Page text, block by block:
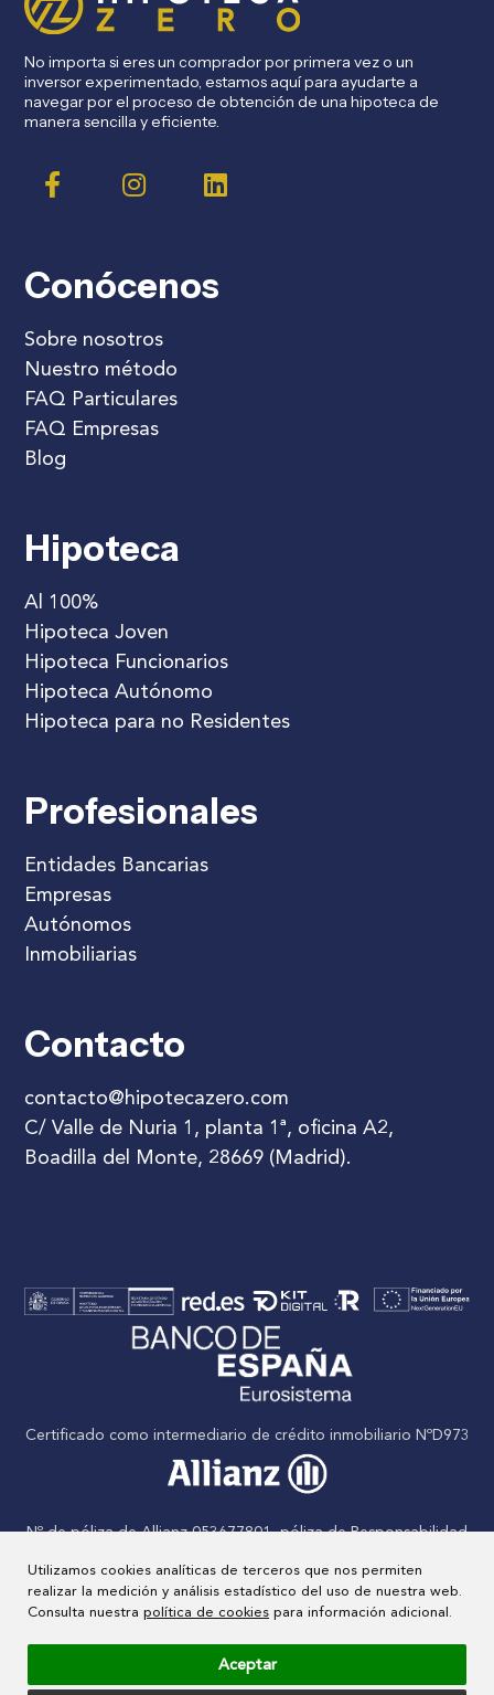
Utilizamos cookies analíticas de terceros que nos permiten
realizar la medición y análisis estadístico del uso de nuestra web.
Consulta nuestra política de cookies para información adicional.
Aceptar
No importa si eres un comprador por primera vez o un
inversor experimentado, estamos aquí para ayudarte a
navegar por el proceso de obtención de una hipoteca de
manera sencilla y eficiente.
Conócenos
Sobre nosotros
Nuestro método
FAQ Particulares
FAQ Empresas
Blog
Hipoteca
Al 100%
Hipoteca Joven
Hipoteca Funcionarios
Hipoteca Autónomo
Hipoteca para no Residentes
Profesionales
Entidades Bancarias
Empresas
Autónomos
Inmobiliarias
Contacto
contacto@hipotecazero.com
C/ Valle de Nuria 1, planta 1ª, oficina A2,
Boadilla del Monte, 28669 (Madrid).
Certificado como intermediario de crédito inmobiliario NºD973
Nº de póliza de Allianz 053677801, póliza de Responsabilidad
Nº de Agente inmobiliario inscrito en el RAIN: Nº 000829/23